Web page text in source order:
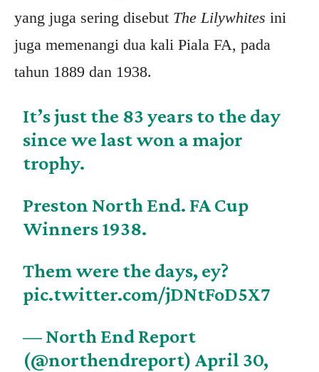
yang juga sering disebut The Lilywhites ini
juga memenangi dua kali Piala FA, pada
tahun 1889 dan 1938.
It’s just the 83 years to the day
since we last won a major
trophy.
Preston North End. FA Cup
Winners 1938.
Them were the days, ey?
pic.twitter.com/jDNtFoD5X7
— North End Report
(@northendreport)April 30,